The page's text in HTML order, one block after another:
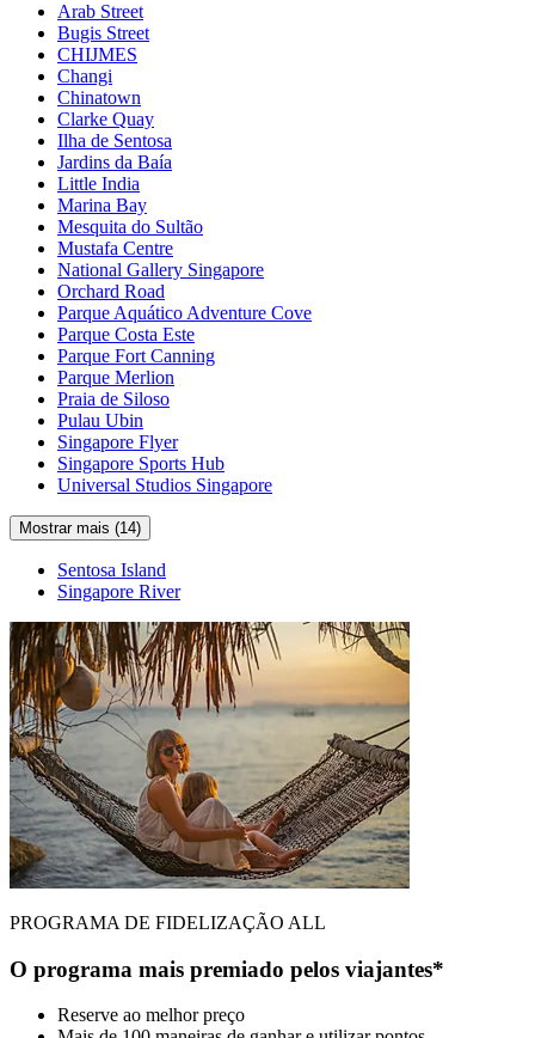
Arab Street
Bugis Street
CHIJMES
Changi
Chinatown
Clarke Quay
Ilha de Sentosa
Jardins da Baía
Little India
Marina Bay
Mesquita do Sultão
Mustafa Centre
National Gallery Singapore
Orchard Road
Parque Aquático Adventure Cove
Parque Costa Este
Parque Fort Canning
Parque Merlion
Praia de Siloso
Pulau Ubin
Singapore Flyer
Singapore Sports Hub
Universal Studios Singapore
Mostrar mais (14)
Sentosa Island
Singapore River
PROGRAMA DE FIDELIZAÇÃO ALL
O programa mais premiado pelos viajantes*
Reserve ao melhor preço